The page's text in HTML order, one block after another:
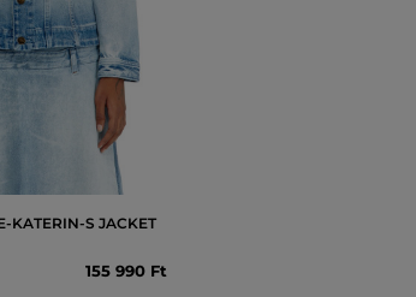
KATERIN-S JACKET
155 990 Ft